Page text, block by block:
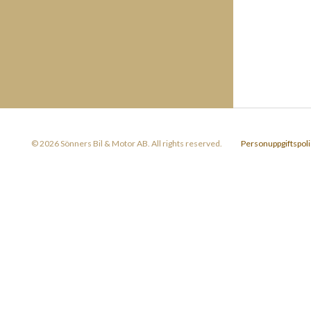
© 2026 Sönners Bil & Motor AB. All rights reserved.